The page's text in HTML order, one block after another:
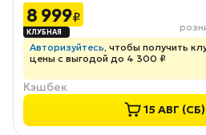
8 999₽
Авторизуйтесь, чтобы получить
цены с выгодой до 4 300 ₽
Кэшбек
15 АВГ (СБ)